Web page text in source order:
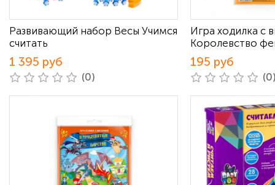
Развивающий набор Весы Учимся
считать
1 395 руб
(0)
Игра ходилка с
Королевство
195 руб